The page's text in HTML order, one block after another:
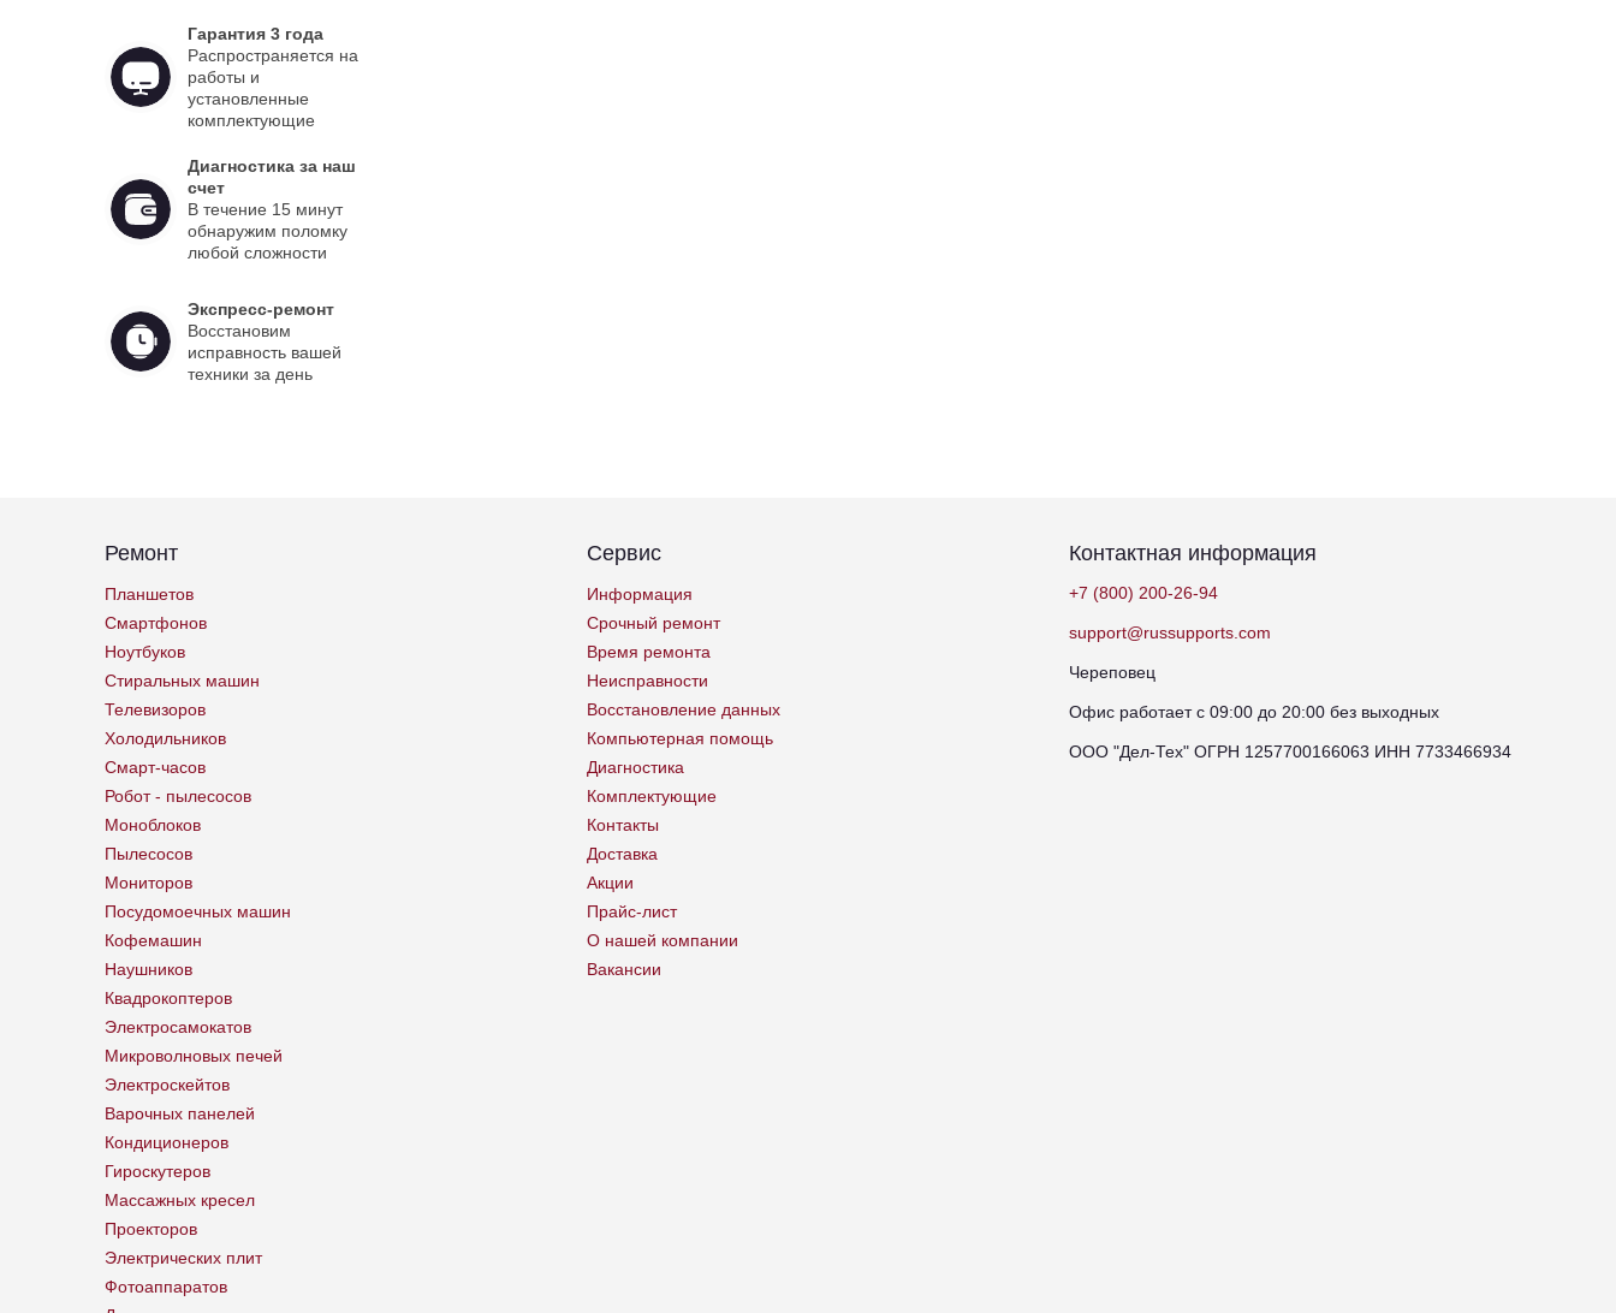
Гарантия 3 года
Распространяется на
работы и
установленные
комплектующие
Диагностика за наш
счет
В течение 15 минут
обнаружим поломку
любой сложности
Экспресс-ремонт
Восстановим
исправность вашей
техники за день
Ремонт
Планшетов
Смартфонов
Ноутбуков
Стиральных машин
Телевизоров
Холодильников
Смарт-часов
Робот - пылесосов
Моноблоков
Пылесосов
Мониторов
Посудомоечных машин
Кофемашин
Наушников
Квадрокоптеров
Электросамокатов
Микроволновых печей
Электроскейтов
Варочных панелей
Кондиционеров
Гироскутеров
Массажных кресел
Проекторов
Электрических плит
Фотоаппаратов
Сервис
Информация
Срочный ремонт
Время ремонта
Неисправности
Восстановление данных
Компьютерная помощь
Диагностика
Комплектующие
Контакты
Доставка
Акции
Прайс-лист
О нашей компании
Вакансии
Контактная информация
+7 (800) 200-26-94
support@russupports.com
Череповец
Офис работает с 09:00 до 20:00 без выходных
ООО "Дел-Тех" ОГРН 1257700166063 ИНН 7733466934